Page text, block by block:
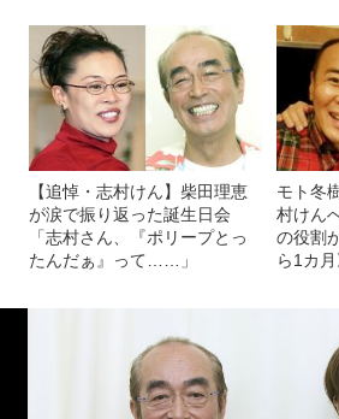
【追悼・志村けん】柴田理恵
が涙で振り返った誕生日会
「志村さん、『ポリープとっ
たんだぁ』って……」
モト冬
村けん
の役割
ら1カ月